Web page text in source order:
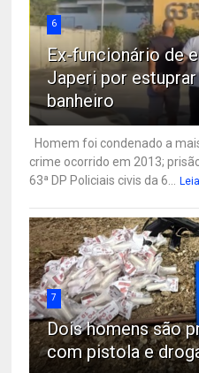
6
Ex-funcionário de
Japeri por
banheiro
Homem foi condenado a
crime ocorrido em 2013;
63ª DP Policiais civis da 6...
7
Dois homens são
com pistola e